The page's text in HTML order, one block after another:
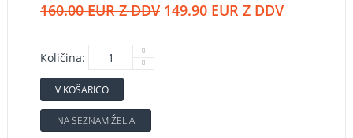
160.00 EUR Z DDV 149.90 EUR Z DDV
Količina:
V KOŠARICO
NA SEZNAM ŽELJA